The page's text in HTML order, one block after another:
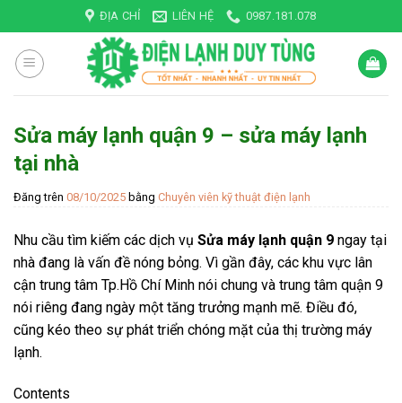
to
content
ĐỊA CHỈ LIÊN HỆ 0987.181.078
Sửa máy lạnh quận 9 – sửa máy lạnh
tại nhà
Đăng trên 08/10/2025 bằng Chuyên viên kỹ thuật điện lạnh
Nhu cầu tìm kiếm các dịch vụ Sửa máy lạnh quận 9 ngay tại
nhà đang là vấn đề nóng bỏng. Vì gần đây, các khu vực lân
cận trung tâm Tp.Hồ Chí Minh nói chung và trung tâm quận 9
nói riêng đang ngày một tăng trưởng mạnh mẽ. Điều đó,
cũng kéo theo sự phát triển chóng mặt của thị trường máy
lạnh.
Contents